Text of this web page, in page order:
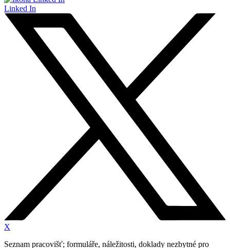
Linked In
X
Seznam pracovišť; formuláře, náležitosti, doklady nezbytné pro